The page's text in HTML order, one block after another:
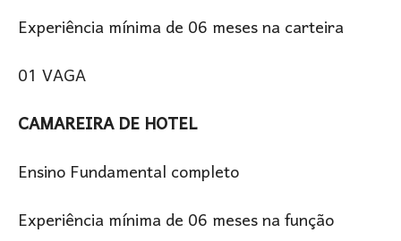
Experiência mínima de 06 meses na carteira
01 VAGA
CAMAREIRA DE HOTEL
Ensino Fundamental completo
Experiência mínima de 06 meses na função